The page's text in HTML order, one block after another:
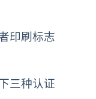
印刷标志
三种认证